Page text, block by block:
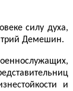
силу духа,
Демешин.
и